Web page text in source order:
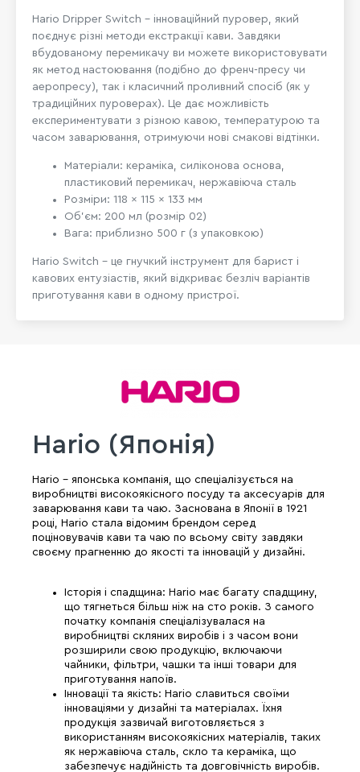
Hario Dripper Switch – інноваційний пуровер, який
поєднує різні методи екстракції кави. Завдяки
вбудованому перемикачу ви можете використовувати
як метод настоювання (подібно до френч-пресу чи
аеропресу), так і класичний проливний спосіб (як у
традиційних пуроверах). Це дає можливість
експериментувати з різною кавою, температурою та
часом заварювання, отримуючи нові смакові відтінки.
Матеріали: кераміка, силіконова основа,
пластиковий перемикач, нержавіюча сталь
Розміри: 118 × 115 × 133 мм
Об’єм: 200 мл (розмір 02)
Вага: приблизно 500 г (з упаковкою)
Hario Switch – це гнучкий інструмент для барист і
кавових ентузіастів, який відкриває безліч варіантів
приготування кави в одному пристрої.
Hario (Японія)
Hario - японська компанія, що спеціалізується на
виробництві високоякісного посуду та аксесуарів для
заварювання кави та чаю. Заснована в Японії в 1921
році, Hario стала відомим брендом серед
поціновувачів кави та чаю по всьому світу завдяки
своєму прагненню до якості та інновацій у дизайні.
Історія і спадщина: Hario має багату спадщину,
що тягнеться більш ніж на сто років. З самого
початку компанія спеціалізувалася на
виробництві скляних виробів і з часом вони
розширили свою продукцію, включаючи
чайники, фільтри, чашки та інші товари для
приготування напоїв.
Інновації та якість: Hario славиться своїми
інноваціями у дизайні та матеріалах. Їхня
продукція зазвичай виготовляється з
використанням високоякісних матеріалів, таких
як нержавіюча сталь, скло та кераміка, що
забезпечує надійність та довговічність виробів.